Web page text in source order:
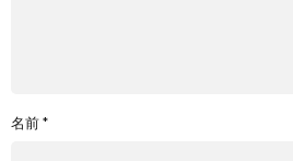
名前*